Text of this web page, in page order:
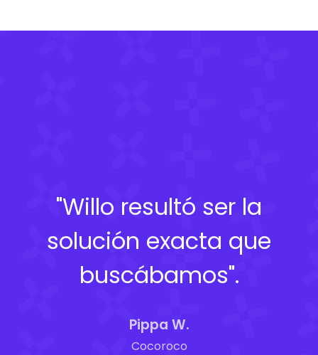
"Willo resultó ser la
solución exacta que
buscábamos".
Pippa W.
Cocoroco